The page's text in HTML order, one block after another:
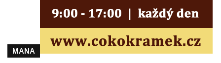
Sochy Ležící žena v Tierpark Chemnitz
Socha Skupina jeřábů v Tierpark Chemnitz
Socha Panter v ZOO Leipzig
MANA